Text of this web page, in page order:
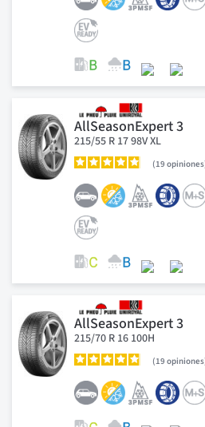
AllSeasonExpert 3
215/55 R 17 98V XL
19 opiniones
AllSeasonExpert 3
215/70 R 16 100H
19 opiniones